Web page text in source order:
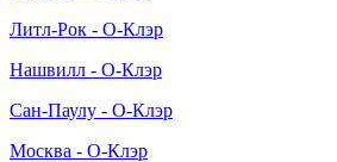
Литл-Рок - О-Клэр
Нашвилл - О-Клэр
Сан-Паулу - О-Клэр
Москва - О-Клэр